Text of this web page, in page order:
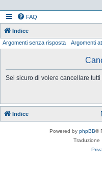
FAQ
Indice
Argomenti senza risposta Argomenti
Sei sicuro di volere cancellare
Indice
Powered by phpBB®
Traduzione